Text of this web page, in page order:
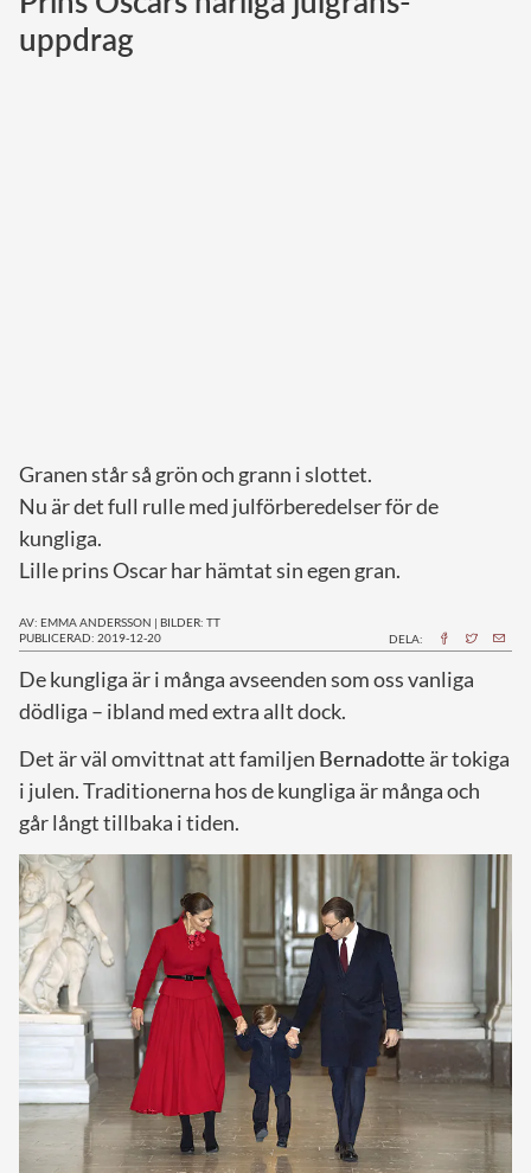
uppdrag
Granen står så grön och grann i slottet.
Nu är det full rulle med julförberedelser för de
kungliga.
Lille prins Oscar har hämtat sin egen gran.
AV: EMMA ANDERSSON | BILDER: TT
PUBLICERAD: 2019-12-20
DELA:
De kungliga är i många avseenden som oss vanliga
dödliga – ibland med extra allt dock.
Det är väl omvittnat att familjen Bernadotte är tokiga
i julen. Traditionerna hos de kungliga är många och
går långt tillbaka i tiden.